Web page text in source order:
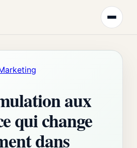
aux
qui change
dans